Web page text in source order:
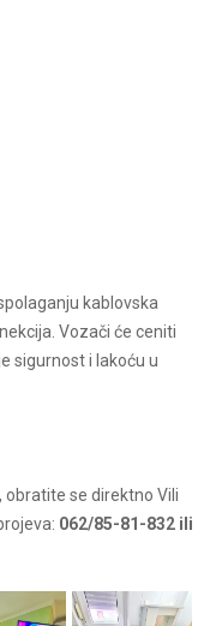
kablovska
Vozači će ceniti
sigurnost i lakoću u
se direktno Vili
062/85-81-832 ili